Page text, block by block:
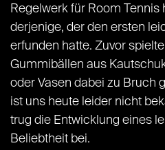
Regelwerk für Room Tennis
derjenige, der den ersten
erfunden hatte. Zuvor
Gummibällen aus
oder Vasen dabei zu Bruch
ist uns heute leider nicht
trug die Entwicklung eines
Beliebtheit bei.